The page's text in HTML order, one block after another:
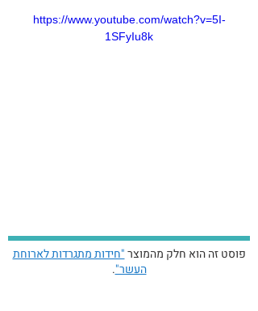
https://www.youtube.com/watch?v=5I-
1SFyIu8k
פוסט זה הוא חלק מהמוצר"חידות מתגרדות לארוחת
העשר".